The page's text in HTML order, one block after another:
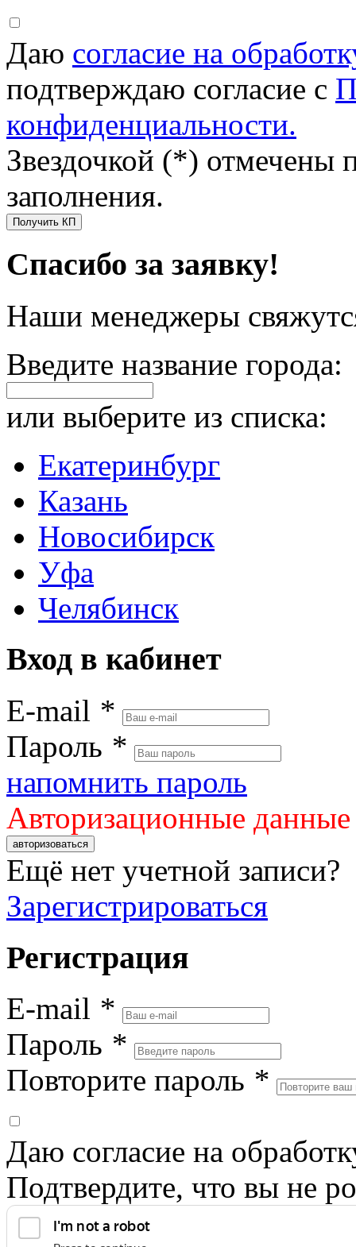
Даю согласие на
подтверждаю согласие с
конфиденциальности.
Звездочкой (*) отмечены
заполнения.
Получить КП
Спасибо за заявку!
Наши менеджеры
Введите название города:
или выберите из списка:
Екатеринбург
Казань
Новосибирск
Уфа
Челябинск
Вход в кабинет
E-mail *
Пароль *
напомнить пароль
Авторизационные
авторизоваться
Ещё нет учетной записи?
Зарегистрироваться
Регистрация
E-mail *
Пароль *
Повторите пароль *
Даю согласие на
Подтвердите, что вы не